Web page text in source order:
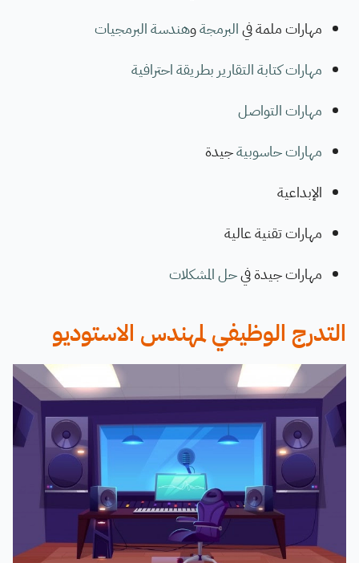
مهارات ملمة فيالبرمجةوهندسة البرمجيات
مهارات كتابة التقارير بطريقة احترافية
مهارات التواصل
مهارات حاسوبيةجيدة
الإبداعية
مهارات تقنية عالية
مهارات جيدة فيحل المشكلات
التدرج الوظيفي لمهندس الاستوديو